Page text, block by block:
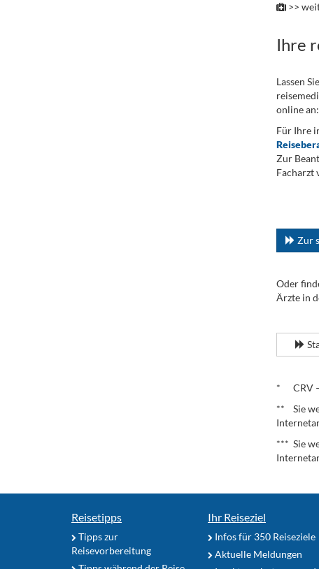
>>
Ihre
Lassen
online an:
Für Ihre
Zur
Facharzt
Zur
Oder
Ärzte in
* CRV –
** Sie
*** Sie
Reisetipps
Tipps zur
Reisevorbereitung
Ihr Reiseziel
Infos für 350 Reiseziele
Aktuelle Meldungen